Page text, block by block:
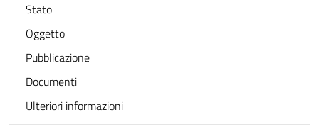
Stato
Oggetto
Pubblicazione
Documenti
Ulteriori informazioni